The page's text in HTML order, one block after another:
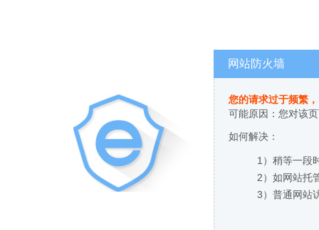
网站防火墙
您的请求过于频繁
可能原因：您对该
如何解决：
1）稍等一段
2）如网站托
3）普通网站